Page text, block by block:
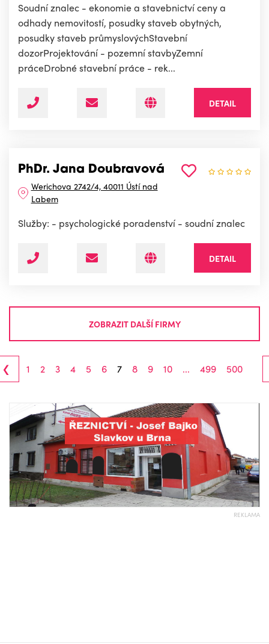
Soudní znalec - ekonomie a stavebnictví ceny a
odhady nemovitostí, posudky staveb obytných,
posudky staveb průmyslovýchStavební
dozorProjektování - pozemní stavbyZemní
práceDrobné stavební práce - rek...
DETAIL
PhDr. Jana Doubravová
Werichova 2742/4, 40011 Ústí nad
Labem
Služby: - psychologické poradenství - soudní znalec
DETAIL
ZOBRAZIT DALŠÍ FIRMY
‹ 1 2 3 4 5 6 7 8 9 10 ... 499 500
REKLAMA